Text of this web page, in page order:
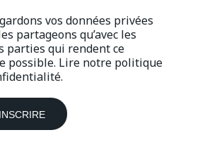
vos données privées
partageons qu’avec les
parties qui rendent ce
possible. Lire notre politique